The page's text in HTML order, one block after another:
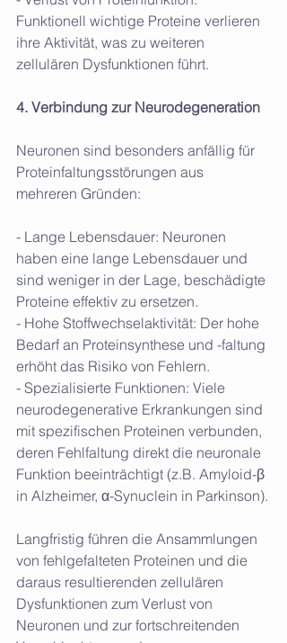
Funktionell wichtige Proteine verlieren
ihre Aktivität, was zu weiteren
zellulären Dysfunktionen führt.
4. Verbindung zur Neurodegeneration
Neuronen sind besonders anfällig für
Proteinfaltungsstörungen aus
mehreren Gründen:
- Lange Lebensdauer: Neuronen
haben eine lange Lebensdauer und
sind weniger in der Lage, beschädigte
Proteine effektiv zu ersetzen.
- Hohe Stoffwechselaktivität: Der hohe
Bedarf an Proteinsynthese und -faltung
erhöht das Risiko von Fehlern.
- Spezialisierte Funktionen: Viele
neurodegenerative Erkrankungen sind
mit spezifischen Proteinen verbunden,
deren Fehlfaltung direkt die neuronale
Funktion beeinträchtigt (z.B. Amyloid-β
in Alzheimer, α-Synuclein in Parkinson).
Langfristig führen die Ansammlungen
von fehlgefalteten Proteinen und die
daraus resultierenden zellulären
Dysfunktionen zum Verlust von
Neuronen und zur fortschreitenden